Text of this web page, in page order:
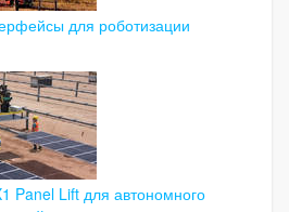
для роботизации
Panel Lift для автономного